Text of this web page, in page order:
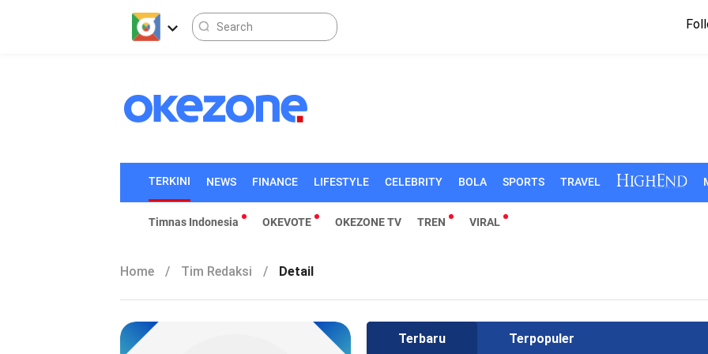
TERKINI NEWS FINANCE LIFESTYLE CELEBRITY BOLA SPORTS TRAVEL
Timnas Indonesia OKEVOTE OKEZONE TV TREN VIRAL
Home / Tim Redaksi / Detail
Terbaru Terpopuler